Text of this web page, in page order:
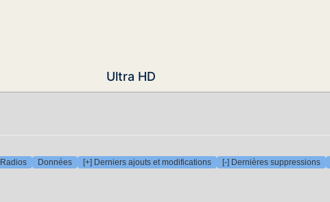
Ultra HD
Radios Données [+] Derniers ajouts et modifications [-] Dernières suppressions